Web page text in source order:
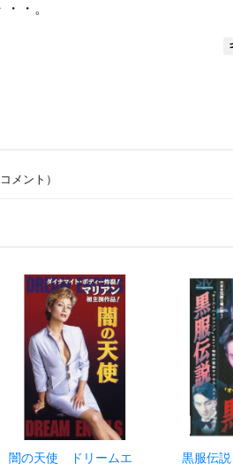
・。
メント）
闇の天使 ドリームエ 黒服伝説